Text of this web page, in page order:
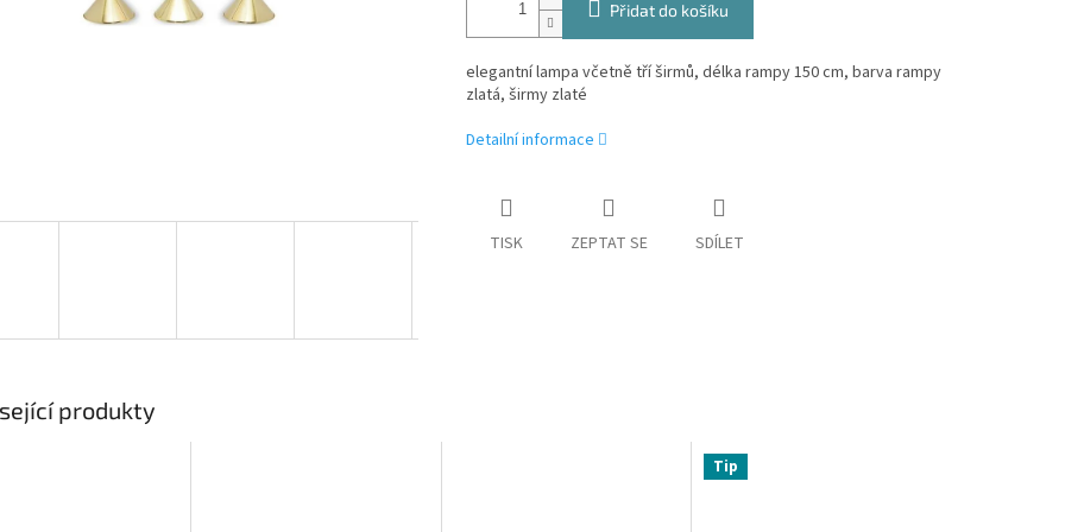
Přidat do košíku
elegantní lampa včetně tří širmů, délka rampy 150 cm, barva rampy
zlatá, širmy zlaté
Detailní informace
TISK ZEPTAT SE SDÍLET
produkty
Tip